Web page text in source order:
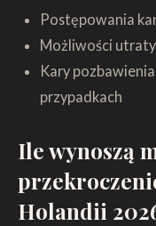
Postępowania
Możliwości
Kary
przypadkach
Ile wynoszą
Holandii